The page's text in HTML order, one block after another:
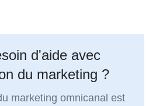
d'aide avec
du marketing ?
marketing omnicanal est